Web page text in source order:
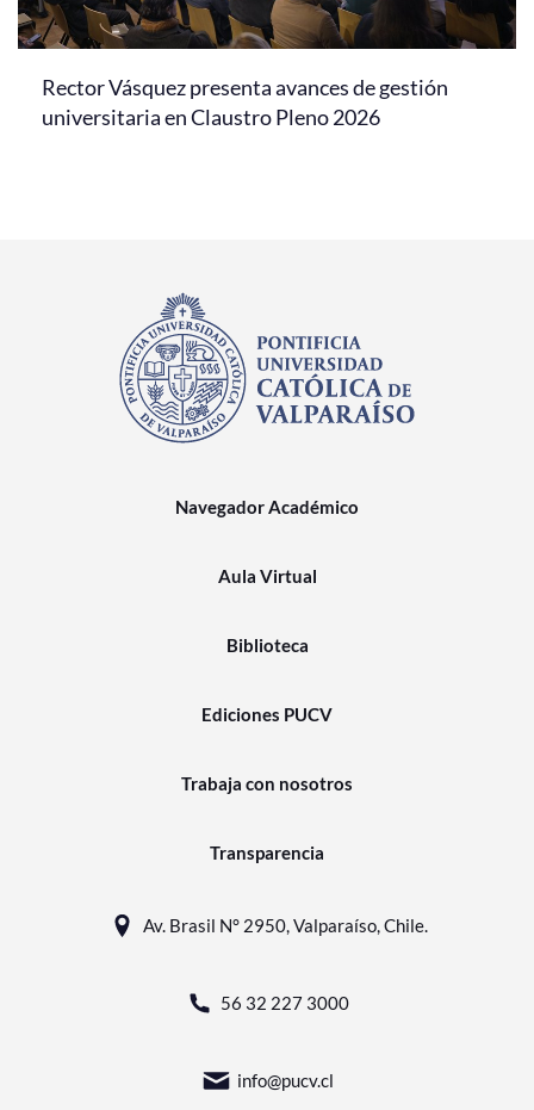
Rector Vásquez presenta avances de gestión
universitaria en Claustro Pleno 2026
Navegador Académico
Aula Virtual
Biblioteca
Ediciones PUCV
Trabaja con nosotros
Transparencia
Av. Brasil N° 2950, Valparaíso, Chile.
56 32 227 3000
info@pucv.cl